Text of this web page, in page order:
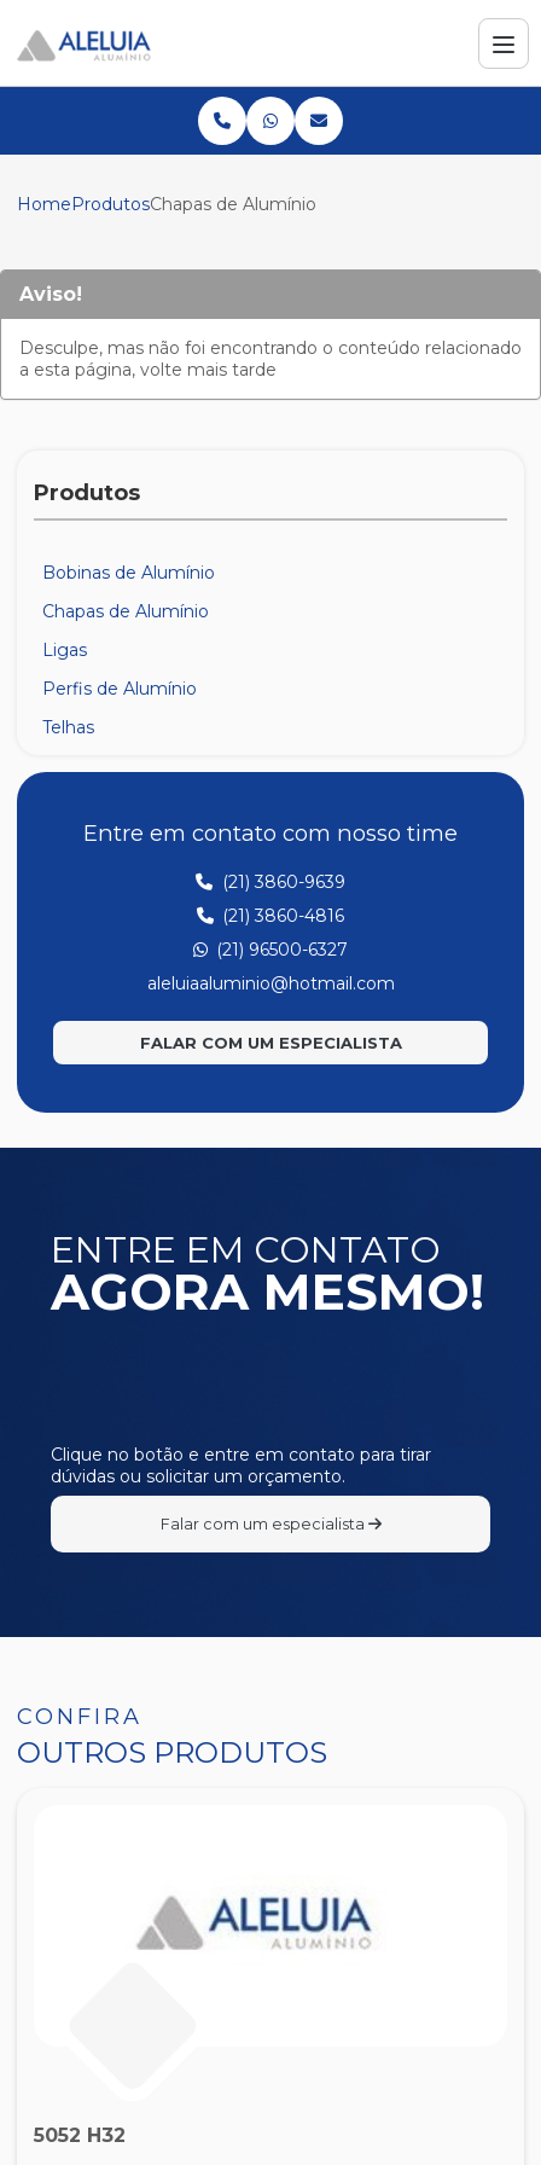
HomeProdutosChapas de Alumínio
Aviso!
Desculpe, mas não foi encontrando o conteúdo relacionado
a esta página, volte mais tarde
Produtos
Bobinas de Alumínio
Chapas de Alumínio
Ligas
Perfis de Alumínio
Telhas
Entre em contato com nosso time
(21) 3860-9639
(21) 3860-4816
(21) 96500-6327
aleluiaaluminio@hotmail.com
FALAR COM UM ESPECIALISTA
ENTRE EM CONTATO
AGORA MESMO!
Clique no botão e entre em contato para tirar
dúvidas ou solicitar um orçamento.
Falar com um especialista
CONFIRA
OUTROS PRODUTOS
5052 H32